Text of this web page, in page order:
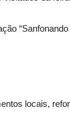
locais,